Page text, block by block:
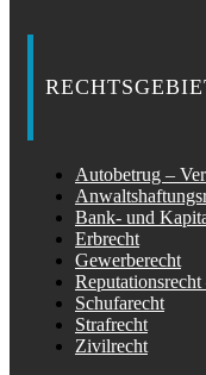
Autobetrug –
Bank- und
Erbrecht
Gewerberecht
Schufarecht
Strafrecht
Zivilrecht